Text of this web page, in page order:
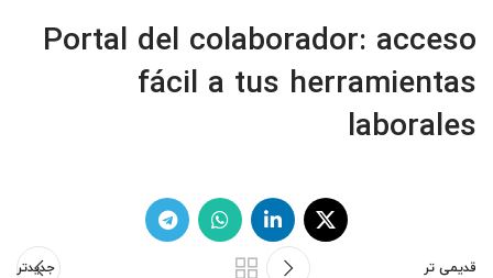
Portal del colaborador: acceso
fácil a tus herramientas
laborales
جدیدتر قدیمی تر